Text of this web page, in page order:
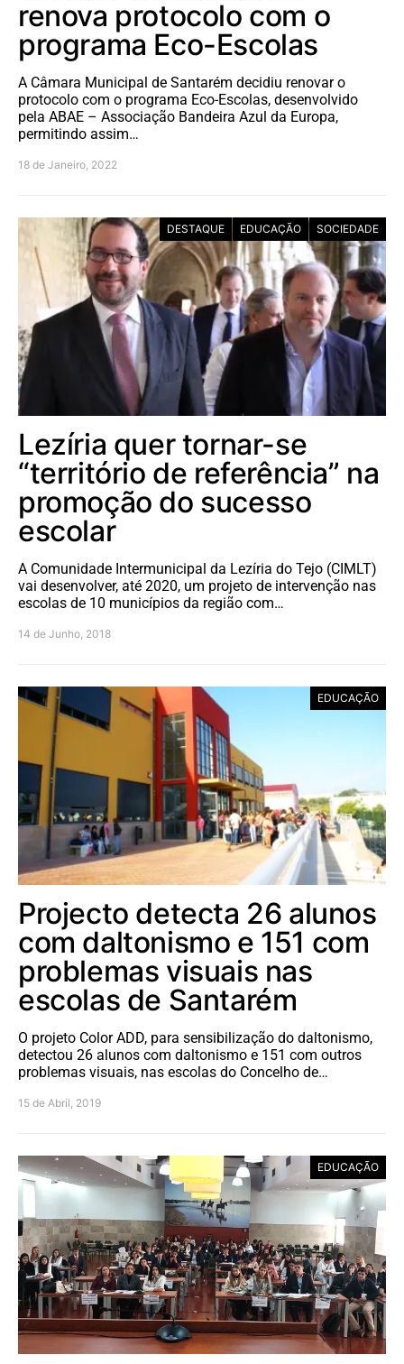
renova protocolo com o
programa Eco-Escolas
A Câmara Municipal de Santarém decidiu renovar o
protocolo com o programa Eco-Escolas, desenvolvido
pela ABAE – Associação Bandeira Azul da Europa,
permitindo assim…
18 de Janeiro, 2022
DESTAQUE EDUCAÇÃO SOCIEDADE
Lezíria quer tornar-se
“território de referência” na
promoção do sucesso
escolar
A Comunidade Intermunicipal da Lezíria do Tejo (CIMLT)
vai desenvolver, até 2020, um projeto de intervenção nas
escolas de 10 municípios da região com…
14 de Junho, 2018
EDUCAÇÃO
Projecto detecta 26 alunos
com daltonismo e 151 com
problemas visuais nas
escolas de Santarém
O projeto Color ADD, para sensibilização do daltonismo,
detectou 26 alunos com daltonismo e 151 com outros
problemas visuais, nas escolas do Concelho de…
15 de Abril, 2019
EDUCAÇÃO